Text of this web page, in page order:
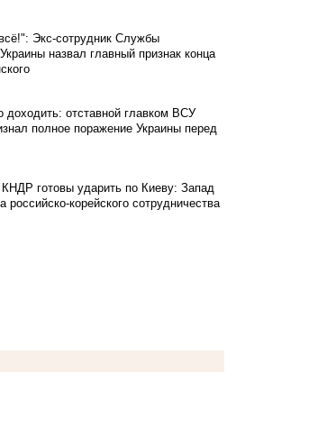
Экс-сотрудник Службы
назвал главный признак конца
доходить: отставной главком ВСУ
полное поражение Украины перед
КНДР готовы ударить по Киеву: Запад
российско-корейского сотрудничества